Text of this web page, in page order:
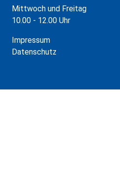
Mittwoch und Freitag
10.00 - 12.00 Uhr
Impressum
Datenschutz